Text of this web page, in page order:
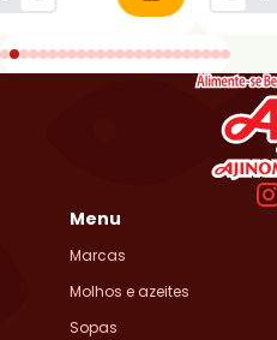
Menu
Marcas
Molhos e azeites
Sopas